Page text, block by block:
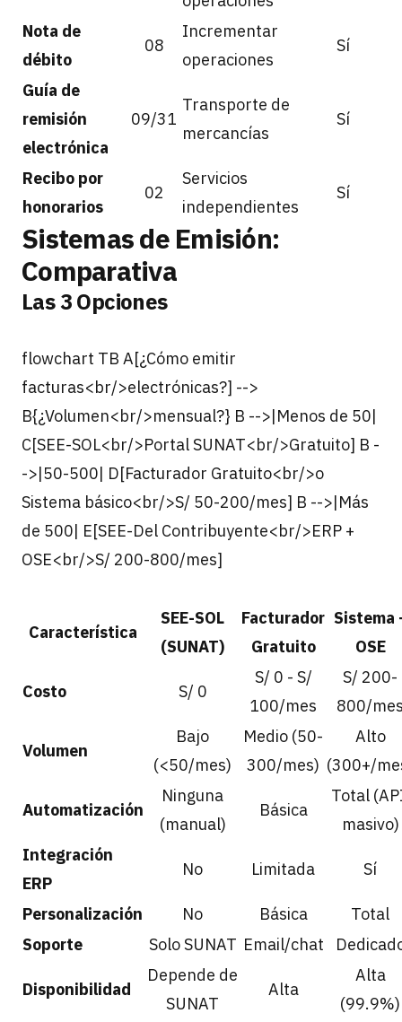
Nota de
débito
08
Incrementar
operaciones
Sí
Guía de
remisión
electrónica
09/31
Transporte de
mercancías
Sí
Recibo por
honorarios
02
Servicios
independientes
Sí
Sistemas de Emisión:
Comparativa
Las 3 Opciones
flowchart TB A[¿Cómo emitir
facturas<br/>electrónicas?] -->
B{¿Volumen<br/>mensual?} B -->|Menos de 50|
C[SEE-SOL<br/>Portal SUNAT<br/>Gratuito] B -
->|50-500| D[Facturador Gratuito<br/>o
Sistema básico<br/>S/ 50-200/mes] B -->|Más
de 500| E[SEE-Del Contribuyente<br/>ERP +
OSE<br/>S/ 200-800/mes]
Característica
SEE-SOL
(SUNAT)
Facturador
Gratuito
Sistema
OSE
Costo S/ 0
S/ 0 - S/
100/mes
S/ 200-
800/
Volumen
Bajo
(<50/mes)
Medio (50-
300/mes)
Alto
(300+/
Automatización
Ninguna
(manual)
Básica
Total
masivo)
Integración
ERP
No Limitada Sí
Personalización No Básica
Total
Soporte
Solo SUNAT Email/chat
Disponibilidad
Depende de
SUNAT
Alta
Alta
(99.9%)